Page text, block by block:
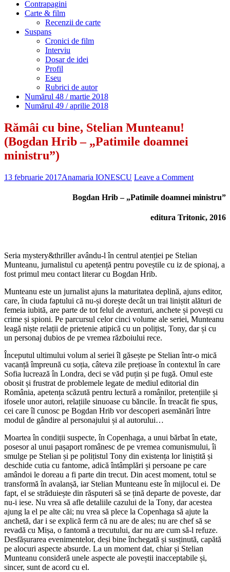
Contrapagini
Carte & film
Recenzii de carte
Suspans
Cronici de film
Interviu
Dosar de idei
Profil
Eseu
Rubrici de autor
Numărul 48 / martie 2018
Numărul 49 / aprilie 2018
Rămâi cu bine, Stelian Munteanu!
(Bogdan Hrib – „Patimile doamnei
ministru”)
13 februarie 2017Anamaria IONESCU Leave a Comment
Bogdan Hrib – „Patimile doamnei ministru”
editura Tritonic, 2016
Seria mystery&thriller avându-l în centrul atenției pe Stelian
Munteanu, jurnalistul cu apetență pentru poveștile cu iz de spionaj, a
fost primul meu contact literar cu Bogdan Hrib.
Munteanu este un jurnalist ajuns la maturitatea deplină, ajuns editor,
care, în ciuda faptului că nu-și dorește decât un trai liniștit alături de
femeia iubită, are parte de tot felul de aventuri, anchete și povești cu
crime și spioni. Pe parcursul celor cinci volume ale seriei, Munteanu
leagă niște relații de prietenie atipică cu un polițist, Tony, dar și cu
un personaj dubios de pe vremea războiului rece.
Începutul ultimului volum al seriei îl găsește pe Stelian într-o mică
vacanță împreună cu soția, câteva zile prețioase în contextul în care
Sofia lucrează în Londra, deci se văd puțin și pe fugă. Omul este
obosit și frustrat de problemele legate de mediul editorial din
România, apetența scăzută pentru lectură a românilor, pretențiile și
ifosele unor autori, relațiile sinuoase cu băncile. În treacăt fie spus,
cei care îl cunosc pe Bogdan Hrib vor descoperi asemănări între
modul de gândire al personajului și al autorului…
Moartea în condiții suspecte, în Copenhaga, a unui bărbat în etate,
posesor al unui pașaport românesc de pe vremea comunismului, îi
smulge pe Stelian și pe polițistul Tony din existența lor liniștită și
deschide cutia cu fantome, adică întâmplări și persoane pe care
amândoi le doreau a fi parte din trecut. Din acest moment, totul se
transformă în avalanșă, iar Stelian Munteanu este în mijlocul ei. De
fapt, el se străduiește din răsputeri să se țină departe de poveste, dar
nu-i iese. Nu vrea să afle detaliile cazului de la Tony, dar acestea
ajung la el pe alte căi; nu vrea să plece la Copenhaga să ajute la
anchetă, dar i se explică ferm că nu are de ales; nu are chef să se
revadă cu Mișa, o fantomă a trecutului, dar nu are cum să-l refuze.
Desfășurarea evenimentelor, deși bine închegată și susținută, capătă
pe alocuri aspecte absurde. La un moment dat, chiar și Stelian
Munteanu consideră unele aspecte ale poveștii inacceptabile și,
sincer, sunt de acord cu el.